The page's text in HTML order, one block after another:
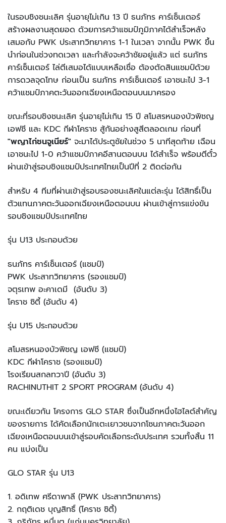
ในรอบชิงชนะเลิศ รุ่นอายุไม่เกิน 13 ปี ธนภัทร คาร์เซ็นเตอร์
สร้างผลงานสุดยอด ด้วยการคว้าแชมป์ภูมิภาคได้สำเร็จหลัง
เสมอกับ PWK ประสาทวิทยาคาร 1-1 ในเวลา จากนั้น PWK ขึ้น
นำก่อนในช่วงทดเวลา และกำลังจะคว้าชัยอยู่แล้ว แต่ ธนภัทร
คาร์เซ็นเตอร์ ไล่ตีเสมอได้แบบเหลือเชื่อ ต้องตัดสินแชมป์ด้วย
การดวลจุดโทษ ก่อนเป็น ธนภัทร คาร์เซ็นเตอร์ เอาชนะไป 3-1
คว้าแชมป์ภาคตะวันออกเฉียงเหนือตอนบนมาครอง
ขณะที่รอบชิงชนะเลิศ รุ่นอายุไม่เกิน 15 ปี สโมสรหนองบัวพิชญ
เอฟซี และ KDC กีฬาโคราช สู้กันอย่างสูสีตลอดเกม ก่อนที่
"พญาไก่ชนจูเนียร์" จะมาได้ประตูชัยในช่วง 5 นาทีสุดท้าย เฉือน
เอาชนะไป 1-0 คว้าแชมป์ภาคอีสานตอนบน ได้สำเร็จ พร้อมตีตั๋ว
ผ่านเข้าสู่รอบชิงแชมป์ประเทศไทยเป็นปีที่ 2 ติดต่อกัน
สำหรับ 4 ทีมที่ผ่านเข้าสู่รอบรองชนะเลิศในแต่ละรุ่น ได้สิทธิ์เป็น
ตัวแทนภาคตะวันออกเฉียงเหนือตอนบน ผ่านเข้าสู่การแข่งขัน
รอบชิงแชมป์ประเทศไทย
รุ่น U13 ประกอบด้วย
ธนภัทร คาร์เซ็นเตอร์ (แชมป์)
PWK ประสาทวิทยาคาร (รองแชมป์)
จตุรเทพ อะคาเดมี (อันดับ 3)
โคราช ซิตี้ (อันดับ 4)
รุ่น U15 ประกอบด้วย
สโมสรหนองบัวพิชญ เอฟซี (แชมป์)
KDC กีฬาโคราช (รองแชมป์)
โรงเรียนสกลทวาปี (อันดับ 3)
RACHINUTHIT 2 SPORT PROGRAM (อันดับ 4)
ขณะเดียวกัน โครงการ GLO STAR ซึ่งเป็นอีกหนึ่งไฮไลต์สำคัญ
ของรายการ ได้คัดเลือกนักเตะเยาวชนจากโซนภาคตะวันออก
เฉียงเหนือตอนบนเข้าสู่รอบคัดเลือกระดับประเทศ รวมทั้งสิ้น 11
คน แบ่งเป็น
GLO STAR รุ่น U13
1. อดิเทพ ศรีดาพาลี (PWK ประสาทวิทยาคาร)
2. กฤติเดช บุญสิทธิ์ (โคราช ซิตี้)